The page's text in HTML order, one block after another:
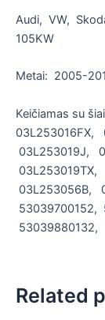
Audi, VW,
105KW
Metai: 2005-
Keičiamas su
03L253016FX,
03L253019J,
03L253056B,
53039700152,
Related